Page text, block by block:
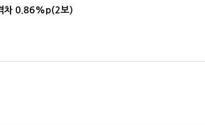
차 0.86%p(2보)